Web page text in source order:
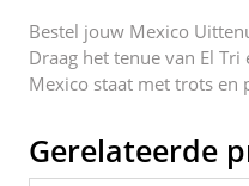
Bestel jouw Mexico
Draag het tenue van El
Mexico staat met trots en
Gerelateerde